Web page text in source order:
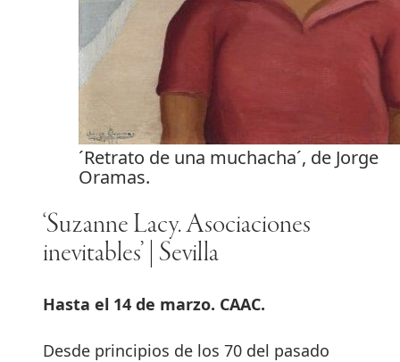
´Retrato de una muchacha´, de Jorge
Oramas.
‘Suzanne Lacy. Asociaciones
inevitables’ | Sevilla
Hasta el 14 de marzo. CAAC.
Desde principios de los 70 del pasado